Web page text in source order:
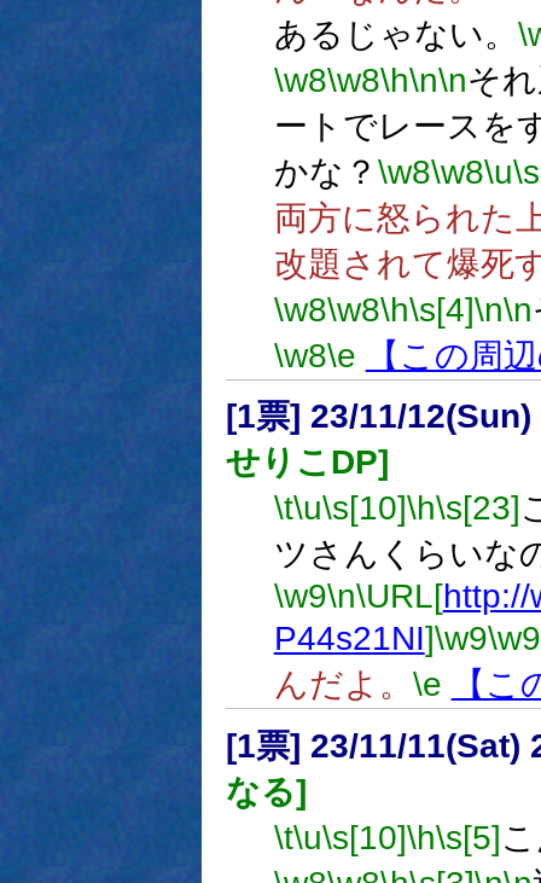
あるじゃない。
\w8\w8\h\n\nそ
ートでレースを
かな？ \w8\w8\u
両方に怒られた
改題されて爆死
\w8\w8\h\s[4]\n\n
\w8\e
【この周
[1票] 23/11/
せりこDP]
\t\u\s[10]\h\s[23]
ツさんくらいな
\w9\n\URL[http://
P44s21NI]\w9\w9
んだよ。 \e
【
[1票] 23/11/11(Sat)
なる]
\t\u\s[10]\h\s[5]